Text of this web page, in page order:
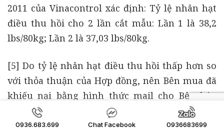
2011 của Vinacontrol xác định: Tỷ lệ nhân hạt
điều thu hồi cho 2 lần cắt mẫu: Lần 1 là 38,2
lbs/80kg; Lần 2 là 37,03 lbs/80kg.
[5] Do tỷ lệ nhân hạt điều thu hồi thấp hơn so
với thỏa thuận của Hợp đồng, nên Bên mua đã
khiếu nại bằng hình thức mail cho Bên bán
nhưng Bên bán không hợp tác. Vì vậy, Bên mua
khởi kiện yêu cầu hủy Hợp đồng mua bán ngày
0936.683.699 Chat Facebook 0936683699